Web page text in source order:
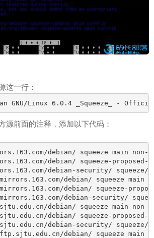
一行：
GNU/Linux 6.0.4 _Squeeze_ -
前面的注释，添加以下代码：
debian/ squeeze main
debian/ squeeze-proposed-
debian-security/ squeeze/
debian/ squeeze main
debian/ squeeze-
debian-security/
debian/ squeeze main non-
debian/ squeeze-proposed-
debian-security/ squeeze/
debian/ squeeze main